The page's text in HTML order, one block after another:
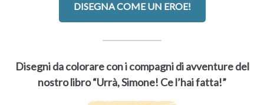
DISEGNA COME UN EROE!
Disegni da colorare con i compagni di avventure del
nostro libro “Urrà, Simone! Ce l’hai fatta!”